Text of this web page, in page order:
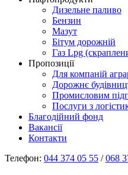
Дизельне паливо
Бензин
Мазут
Бітум дорожній
Газ Lpg
Пропозиції
Для компаній
Дорожнє
Промисловим
Послуги з
Благодійний фонд
Вакансії
Контакти
Телефон: 044 374 05 55 / 068